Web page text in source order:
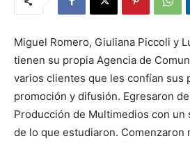
Miguel Romero, Giuliana Piccoli y
tienen su propia Agencia de
varios clientes que les confían sus
promoción y difusión. Egresaron
Producción de Multimedios con un
de lo que estudiaron. Comenzaron